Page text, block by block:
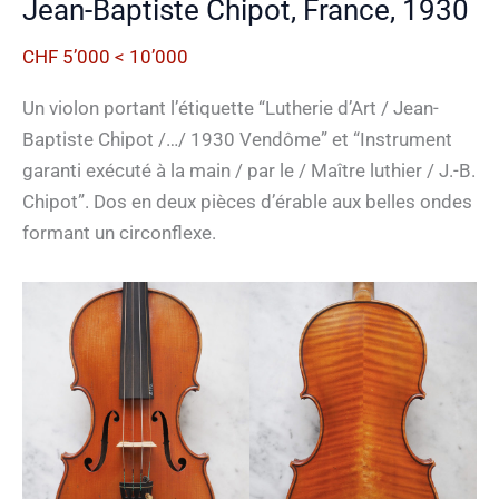
Jean-Baptiste Chipot, France, 1930
CHF 5’000 < 10’000
Un violon portant l’étiquette “Lutherie d’Art / Jean-
Baptiste Chipot /…/ 1930 Vendôme” et “Instrument
garanti exécuté à la main / par le / Maître luthier / J.-B.
Chipot”. Dos en deux pièces d’érable aux belles ondes
formant un circonflexe.